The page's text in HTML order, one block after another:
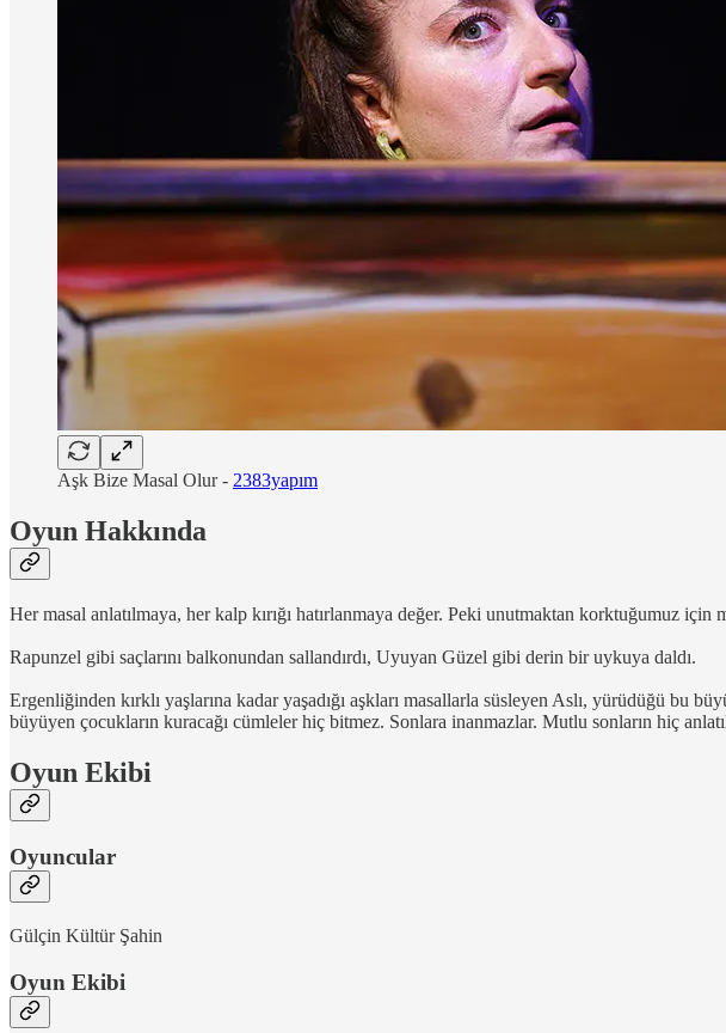
Aşk Bize Masal Olur - 2383yapım
Oyun Hakkında
Her masal anlatılmaya, her kalp kırığı hatırlanmaya değer. Peki unutmaktan korktuğumuz
Rapunzel gibi saçlarını balkonundan sallandırdı, Uyuyan Güzel gibi derin bir uykuya daldı.
Ergenliğinden kırklı yaşlarına kadar yaşadığı aşkları masallarla süsleyen Aslı, yürüdüğü
büyüyen çocukların kuracağı cümleler hiç bitmez. Sonlara inanmazlar. Mutlu sonların hiç
Oyun Ekibi
Oyuncular
Gülçin Kültür Şahin
Oyun Ekibi